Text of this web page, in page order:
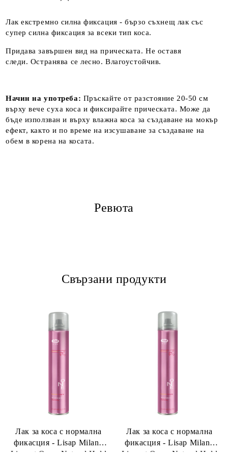
Лак екстремно силна фиксация - бързо съхнещ лак със
супер силна фиксация за всеки тип коса.
Придава завършен вид на прическата. Не оставя
следи. Остранява се лесно. Влагоустойчив.
Начин на употреба: Пръскайте от разстояние 20-50 см
върху вече суха коса и фиксирайте прическата. Може да
бъде използван и върху влажна коса за създаване на мокър
ефект, както и по време на изсушаване за създаване на
обем в корена на косата.
Ревюта
Свързани продукти
Лак за коса с нормална
фикасция - Lisap Milano
Лак за коса с нормална
фикасция - Lisap Milano